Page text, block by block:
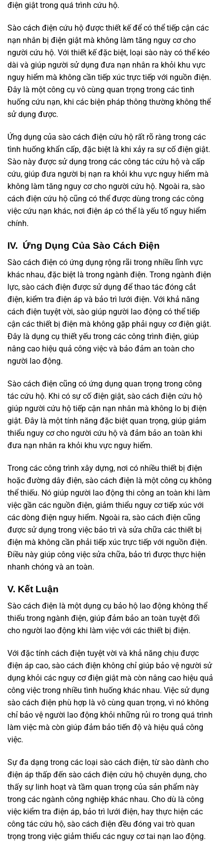
điện giật trong quá trình cứu hộ.
Sào cách điện cứu hộ được thiết kế để có thể tiếp cận các
nạn nhân bị điện giật mà không làm tăng nguy cơ cho
người cứu hộ. Với thiết kế đặc biệt, loại sào này có thể kéo
dài và giúp người sử dụng đưa nạn nhân ra khỏi khu vực
nguy hiểm mà không cần tiếp xúc trực tiếp với nguồn điện.
Đây là một công cụ vô cùng quan trọng trong các tình
huống cứu nạn, khi các biện pháp thông thường không thể
sử dụng được.
Ứng dụng của sào cách điện cứu hộ rất rõ ràng trong các
tình huống khẩn cấp, đặc biệt là khi xảy ra sự cố điện giật.
Sào này được sử dụng trong các công tác cứu hộ và cấp
cứu, giúp đưa người bị nạn ra khỏi khu vực nguy hiểm mà
không làm tăng nguy cơ cho người cứu hộ. Ngoài ra, sào
cách điện cứu hộ cũng có thể được dùng trong các công
việc cứu nạn khác, nơi điện áp có thể là yếu tố nguy hiểm
chính.
IV. Ứng Dụng Của Sào Cách Điện
Sào cách điện có ứng dụng rộng rãi trong nhiều lĩnh vực
khác nhau, đặc biệt là trong ngành điện. Trong ngành điện
lực, sào cách điện được sử dụng để thao tác đóng cắt
điện, kiểm tra điện áp và bảo trì lưới điện. Với khả năng
cách điện tuyệt vời, sào giúp người lao động có thể tiếp
cận các thiết bị điện mà không gặp phải nguy cơ điện giật.
Đây là dụng cụ thiết yếu trong các công trình điện, giúp
nâng cao hiệu quả công việc và bảo đảm an toàn cho
người lao động.
Sào cách điện cũng có ứng dụng quan trọng trong công
tác cứu hộ. Khi có sự cố điện giật, sào cách điện cứu hộ
giúp người cứu hộ tiếp cận nạn nhân mà không lo bị điện
giật. Đây là một tính năng đặc biệt quan trọng, giúp giảm
thiểu nguy cơ cho người cứu hộ và đảm bảo an toàn khi
đưa nạn nhân ra khỏi khu vực nguy hiểm.
Trong các công trình xây dựng, nơi có nhiều thiết bị điện
hoặc đường dây điện, sào cách điện là một công cụ không
thể thiếu. Nó giúp người lao động thi công an toàn khi làm
việc gần các nguồn điện, giảm thiểu nguy cơ tiếp xúc với
các dòng điện nguy hiểm. Ngoài ra, sào cách điện cũng
được sử dụng trong việc bảo trì và sửa chữa các thiết bị
điện mà không cần phải tiếp xúc trực tiếp với nguồn điện.
Điều này giúp công việc sửa chữa, bảo trì được thực hiện
nhanh chóng và an toàn.
V. Kết Luận
Sào cách điện là một dụng cụ bảo hộ lao động không thể
thiếu trong ngành điện, giúp đảm bảo an toàn tuyệt đối
cho người lao động khi làm việc với các thiết bị điện.
Với đặc tính cách điện tuyệt vời và khả năng chịu được
điện áp cao, sào cách điện không chỉ giúp bảo vệ người sử
dụng khỏi các nguy cơ điện giật mà còn nâng cao hiệu quả
công việc trong nhiều tình huống khác nhau. Việc sử dụng
sào cách điện phù hợp là vô cùng quan trọng, vì nó không
chỉ bảo vệ người lao động khỏi những rủi ro trong quá trình
làm việc mà còn giúp đảm bảo tiến độ và hiệu quả công
việc.
Sự đa dạng trong các loại sào cách điện, từ sào dành cho
điện áp thấp đến sào cách điện cứu hộ chuyên dụng, cho
thấy sự linh hoạt và tầm quan trọng của sản phẩm này
trong các ngành công nghiệp khác nhau. Cho dù là công
việc kiểm tra điện áp, bảo trì lưới điện, hay thực hiện các
công tác cứu hộ, sào cách điện đều đóng vai trò quan
trọng trong việc giảm thiểu các nguy cơ tai nạn lao động.